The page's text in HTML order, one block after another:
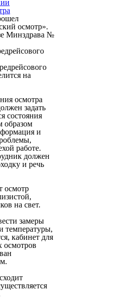
осмотр».
Минздрава №
на
осмотра
задать
состояния
образом
и
работе.
должен
и речь
осмотр
на свет.
замеры
температуры,
кабинет для
осмотров